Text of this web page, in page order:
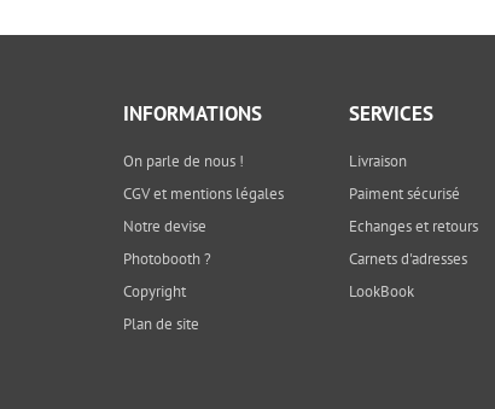
INFORMATIONS
On parle de nous !
CGV et mentions légales
Notre devise
Photobooth ?
Copyright
Plan de site
SERVICES
Livraison
Paiment sécurisé
Echanges et retours
Carnets d'adresses
LookBook